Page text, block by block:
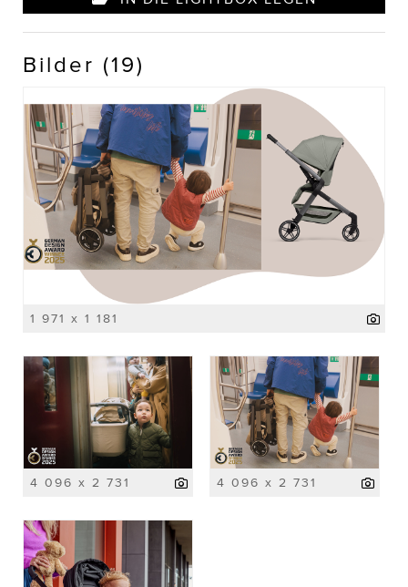
Bilder (19)
1 971 x 1 181
4 096 x 2 731 4 096 x 2 731